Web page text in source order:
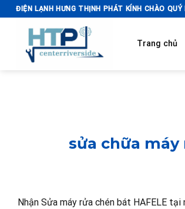
Skip
to
ĐIỆN LẠNH HƯNG THỊNH PHÁT KÍNH CHÀO QUÝ
Trang chủ
sửa chữa máy
Nhận Sửa máy rửa chén bát HAFELE